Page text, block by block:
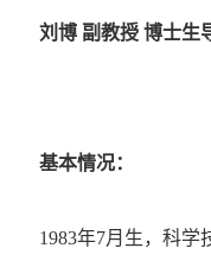
刘博 副教授 博士生
基本情况：
1983年7月生，科学